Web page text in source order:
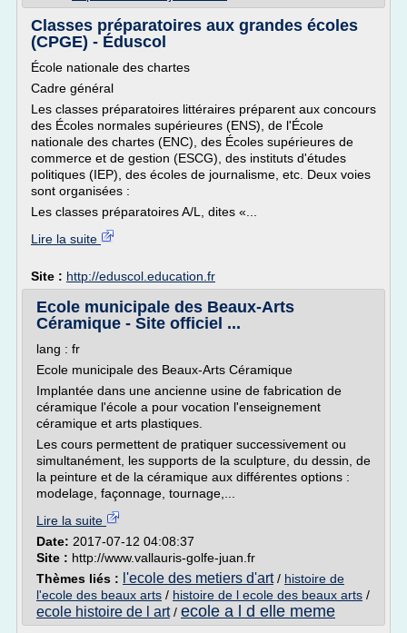
Classes préparatoires aux grandes écoles
(CPGE) - Éduscol
École nationale des chartes
Cadre général
Les classes préparatoires littéraires préparent aux concours
des Écoles normales supérieures (ENS), de l'École
nationale des chartes (ENC), des Écoles supérieures de
commerce et de gestion (ESCG), des instituts d'études
politiques (IEP), des écoles de journalisme, etc. Deux voies
sont organisées :
Les classes préparatoires A/L, dites «...
Lire la suite
Site : http://eduscol.education.fr
Ecole municipale des Beaux-Arts
Céramique - Site officiel ...
lang : fr
Ecole municipale des Beaux-Arts Céramique
Implantée dans une ancienne usine de fabrication de
céramique l'école a pour vocation l'enseignement
céramique et arts plastiques.
Les cours permettent de pratiquer successivement ou
simultanément, les supports de la sculpture, du dessin, de
la peinture et de la céramique aux différentes options :
modelage, façonnage, tournage,...
Lire la suite
Date: 2017-07-12 04:08:37
Site : http://www.vallauris-golfe-juan.fr
Thèmes liés : l'ecole des metiers d'art/ histoire de
l'ecole des beaux arts / histoire de l ecole des beaux arts /
ecole histoire de l art/ ecole a l d elle meme